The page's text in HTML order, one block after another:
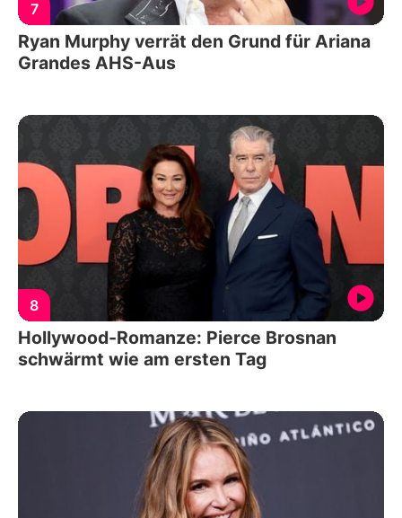
7
Ryan Murphy verrät den Grund für Ariana
Grandes AHS-Aus
8
Hollywood-Romanze: Pierce Brosnan
schwärmt wie am ersten Tag